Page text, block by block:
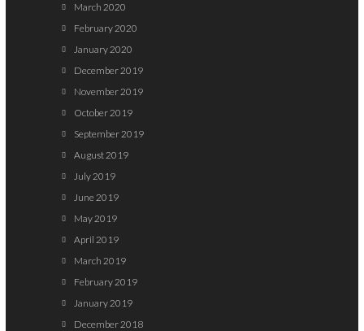
March 2020
February 2020
January 2020
December 2019
November 2019
October 2019
September 2019
August 2019
July 2019
June 2019
May 2019
April 2019
March 2019
February 2019
January 2019
December 2018